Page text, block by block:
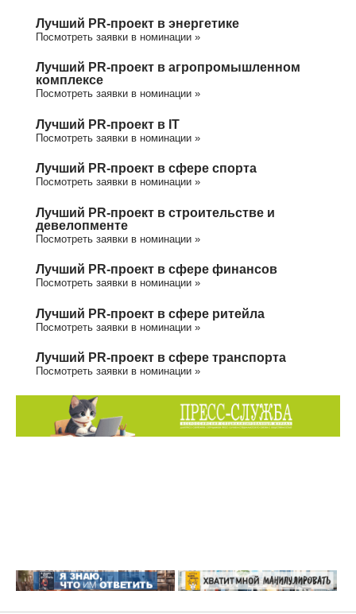
Лучший PR-проект в энергетике
Посмотреть заявки в номинации »
Лучший PR-проект в агропромышленном
комплексе
Посмотреть заявки в номинации »
Лучший PR-проект в IT
Посмотреть заявки в номинации »
Лучший PR-проект в сфере спорта
Посмотреть заявки в номинации »
Лучший PR-проект в строительстве и
девелопменте
Посмотреть заявки в номинации »
Лучший PR-проект в сфере финансов
Посмотреть заявки в номинации »
Лучший PR-проект в сфере ритейла
Посмотреть заявки в номинации »
Лучший PR-проект в сфере транспорта
Посмотреть заявки в номинации »